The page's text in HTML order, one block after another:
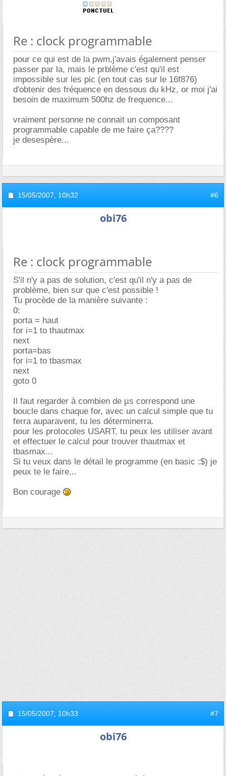
Re : clock programmable
pour ce qui est de la pwm,j'avais également penser
passer par la, mais le prblème c'est qu'il est
impossible sur les pic (en tout cas sur le 16f876)
d'obtenir des fréquence en dessous du kHz, or moi j'ai
besoin de maximum 500hz de frequence...
vraiment personne ne connait un composant
programmable capable de me faire ça????
je desespère...
15/05/2007, 10h32 #6
obi76
Re : clock programmable
S'il n'y a pas de solution, c'est qu'il n'y a pas de
problème, bien sur que c'est possible !
Tu procède de la manière suivante :
0:
porta = haut
for i=1 to thautmax
next
porta=bas
for i=1 to tbasmax
next
goto 0
Il faut regarder à combien de µs correspond une
boucle dans chaque for, avec un calcul simple que tu
ferra auparavent, tu les déterminerra.
pour les protocoles USART, tu peux les utiliser avant
et effectuer le calcul pour trouver thautmax et
tbasmax...
Si tu veux dans le détail le programme (en basic :$) je
peux te le faire...
Bon courage
15/05/2007, 10h33 #7
obi76